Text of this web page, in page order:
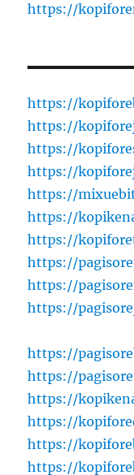
https://
https://
https://
https://
https://
https://
https://
https://
https://
https://
https://
https://
https://
https://
https://
https://
https://